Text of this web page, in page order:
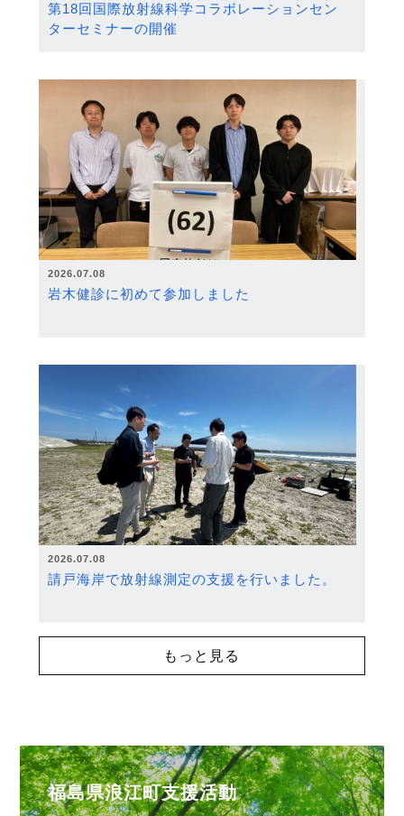
第18回国際放射線科学コラボレーションセン
ターセミナーの開催
2026.07.08
岩木健診に初めて参加しました
2026.07.08
請戸海岸で放射線測定の支援を行いました。
もっと見る
福島県浪江町支援活動